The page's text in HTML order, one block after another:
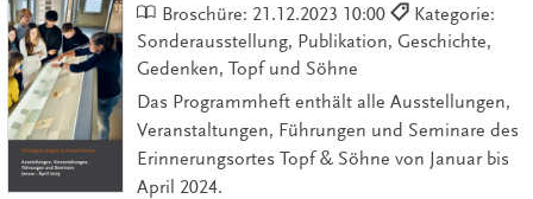
Broschüre: 21.12.2023 10:00
Kategorie:
Sonderausstellung, Publikation, Geschichte,
Gedenken, Topf und Söhne
Das Programmheft enthält alle Ausstellungen,
Veranstaltungen, Führungen und Seminare des
Erinnerungsortes Topf & Söhne von Januar bis
April 2024.